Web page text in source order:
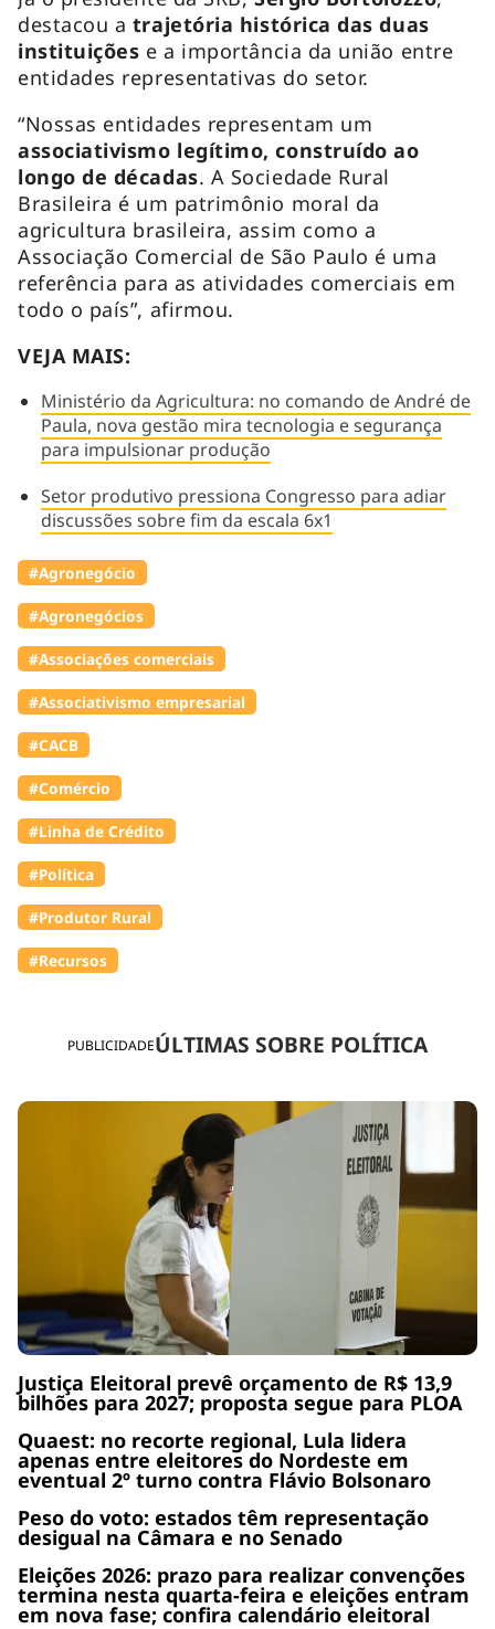
PUBLICIDADEÚLTIMAS SOBRE POLÍTICA
Justiça Eleitoral prevê orçamento de R$ 13,9
bilhões para 2027; proposta segue para PLOA
Quaest: no recorte regional, Lula lidera
apenas entre eleitores do Nordeste em
eventual 2º turno contra Flávio Bolsonaro
Peso do voto: estados têm representação
desigual na Câmara e no Senado
Eleições 2026: prazo para realizar convenções
termina nesta quarta-feira e eleições entram
em nova fase; confira calendário eleitoral
destacou a trajetória histórica das duas
instituições e a importância da união entre
entidades representativas do setor.
“Nossas entidades representam um
associativismo legítimo, construído ao
longo de décadas. A Sociedade Rural
Brasileira é um patrimônio moral da
agricultura brasileira, assim como a
Associação Comercial de São Paulo é uma
referência para as atividades comerciais em
todo o país”, afirmou.
VEJA MAIS:
Ministério da Agricultura: no comando de André de
Paula, nova gestão mira tecnologia e segurança
para impulsionar produção
Setor produtivo pressiona Congresso para adiar
discussões sobre fim da escala 6x1
#Agronegócio
#Agronegócios
#Associações comerciais
#Associativismo empresarial
#⁠CACB
#Comércio
#Linha de Crédito
#Política
#Produtor Rural
#Recursos